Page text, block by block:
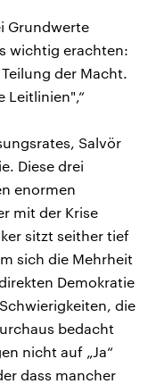
Grundwerte
wichtig erachten:
der Macht.
Leitlinien",“
Salvör
Diese drei
enormen
mit der Krise
sitzt seither tief
sich die Mehrheit
Demokratie
die
bedacht
nicht auf „Ja“
dass mancher